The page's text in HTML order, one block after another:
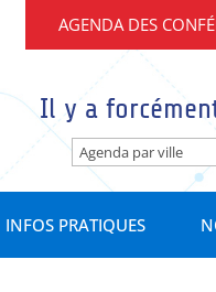
AGENDA DES
Il y a
INFOS PRATIQUES